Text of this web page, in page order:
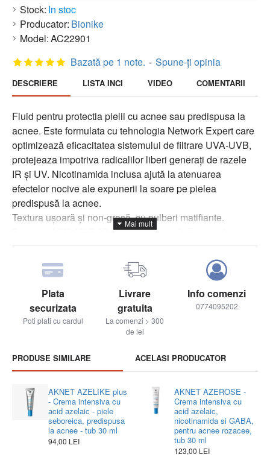
Stock: In stoc
Producator: Bionike
Model:AC22901
Bazată pe 1 note. - Spune-ţi opinia
PRODUSE SIMILARE ACELASI PRODUCATOR
AKNET AZELIKE plus
- Crema intensiva cu
acid azelaic - piele
seboreica, predispusa
la acnee - tub 30 ml
94,00 LEI
AKNET AZEROSE -
Crema intensiva cu
acid azelaic,
nicotinamida si GABA,
pentru acnee rozacee,
tub 30 ml
123,00 LEI
Plata
securizata
Poti plati cu cardul
Livrare
gratuita
La comenzi > 300
de lei
Info comenzi
0774095202
DESCRIERE LISTA INCI VIDEO COMENTARII
Fluid pentru protectia pielii cu acnee sau predispusa la
acnee. Este formulata cu tehnologia Network Expert care
optimizează eficacitatea sistemului de filtrare UVA-UVB,
protejeaza impotriva radicalilor liberi generați de razele
IR și UV. Nicotinamida inclusa ajută la atenuarea
efectelor nocive ale expunerii la soare pe pielea
predispusă la acnee.
Textura ușoară și non-grasă, cu pulberi matifiante.
Protecție UVA-UVB-IR. Rezistent la apă. Testat a fi non-
comedogenic.
Contine:
Nicotinamida
ajută la reducerea stării inflamatorii a pielii
predispuse la acnee, întărind mecanismele naturale de
apărare ale pielii expuse la soare.
Filtre fotostabile UVA și UVBprotejeaza de radiațiile
Vitamina Eantioxidant, ajută la protejarea pielii de daune
fotoinduse.
texturare și proprietăți de absorbție a uleiului.
Mod de utilizare: Aplicati inainte de expunerea la soare
si reaplicati frecvent. Agitati inainte de utilizare. Evitati
contactul direct cu hainele. Poate pata. Odata deschis,